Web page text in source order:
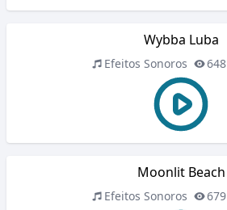
Wybba Luba
Efeitos Sonoros 648
Moonlit Beach
Efeitos Sonoros 679